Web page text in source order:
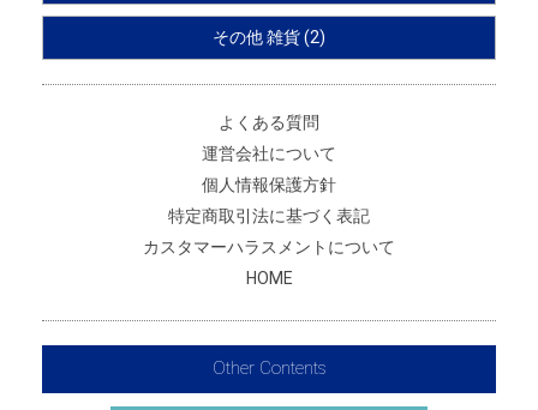
その他 雑貨 (2)
よくある質問
運営会社について
個人情報保護方針
特定商取引法に基づく表記
カスタマーハラスメントについて
HOME
Other Contents